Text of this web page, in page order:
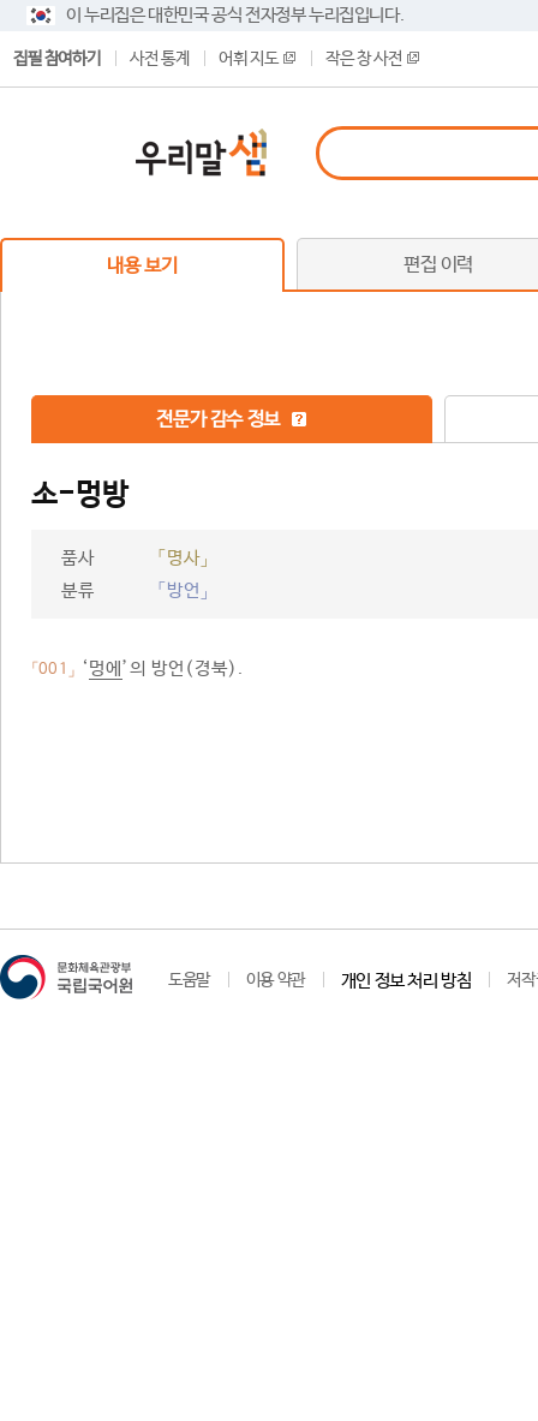
이 누리집은 대한민국 공식 전자정부 누리집입니다.
집필 참여하기 사전 통계 어휘 지도 작은 창 사전
내용 보기 편집 이력
전문가 감수 정보
소-멍방
품사
「명사」
분류
「방언」
「001」 ‘멍에 ’의 방언(경북).
도움말 이용 약관 개인 정보 처리 방침 저